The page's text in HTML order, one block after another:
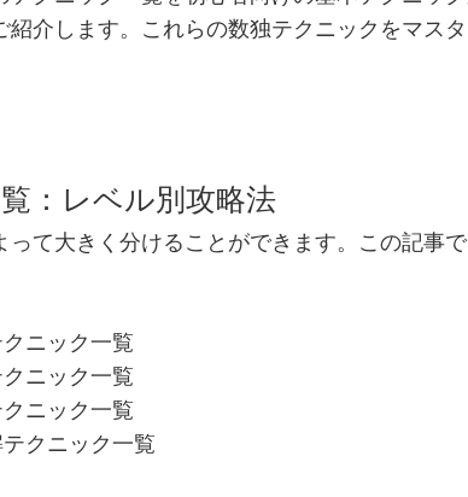
介します。これらの数独テクニックをマス
：レベル別攻略法
て大きく分けることができます。この記事
ニック一覧
ニック一覧
ニック一覧
クニック一覧